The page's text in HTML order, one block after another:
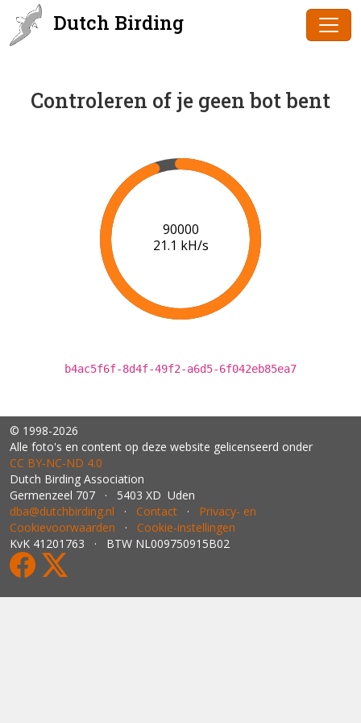
Dutch Birding
Controleren of je geen bot bent
91000
21.2 kH/s
b4ac5f6f-8d4f-49f2-a6d5-6f042eb85ea7
© 1998-2026
Alle foto's en content op deze website gelicenseerd onder
CC BY‑NC‑ND 4.0
Dutch Birding Association
Germenzeel 707 · 5403 XD Uden
dba@dutchbirding.nl · Contact · Privacy- en
Cookievoorwaarden · Cookie-instellingen
KvK 41201763 · BTW NL009750915B02